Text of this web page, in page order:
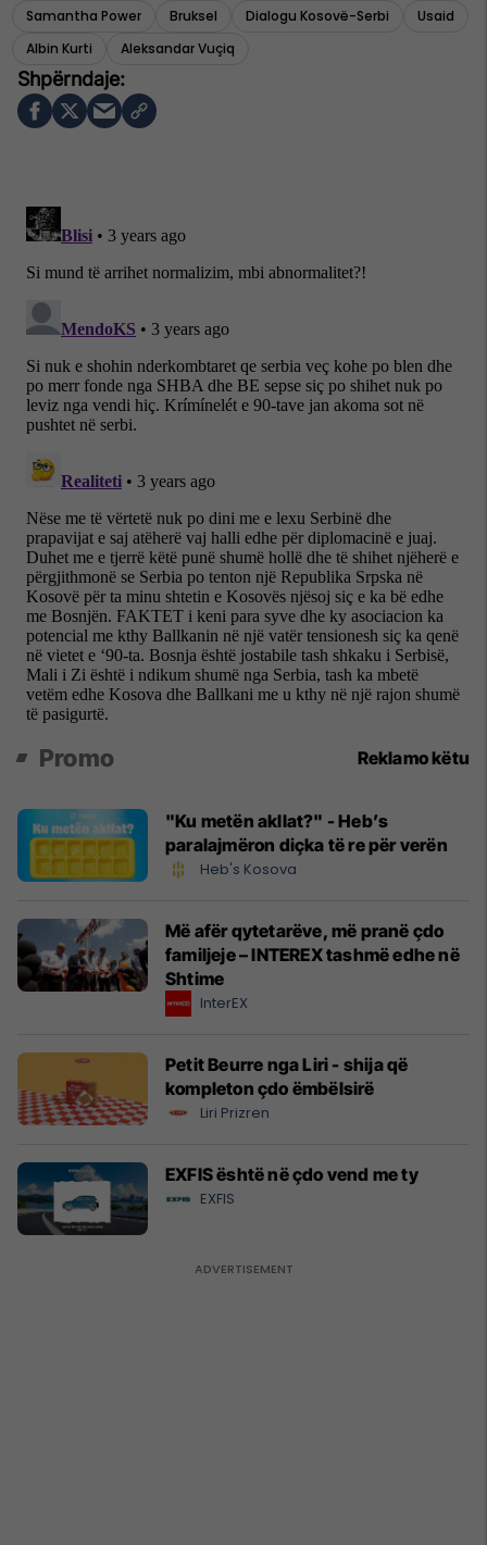
Samantha Power Bruksel Dialogu Kosovë-Serbi
Usaid
Albin Kurti
Aleksandar Vuçiq
Promo Reklamo këtu
"Ku metën akllat?" - Heb’s
paralajmëron diçka të re për verën
Heb's Kosova
Më afër qytetarëve, më pranë çdo
familjeje – INTEREX tashmë edhe në
Shtime
InterEX
Petit Beurre nga Liri - shija që
kompleton çdo ëmbëlsirë
Liri Prizren
EXFIS është në çdo vend me ty
EXFIS